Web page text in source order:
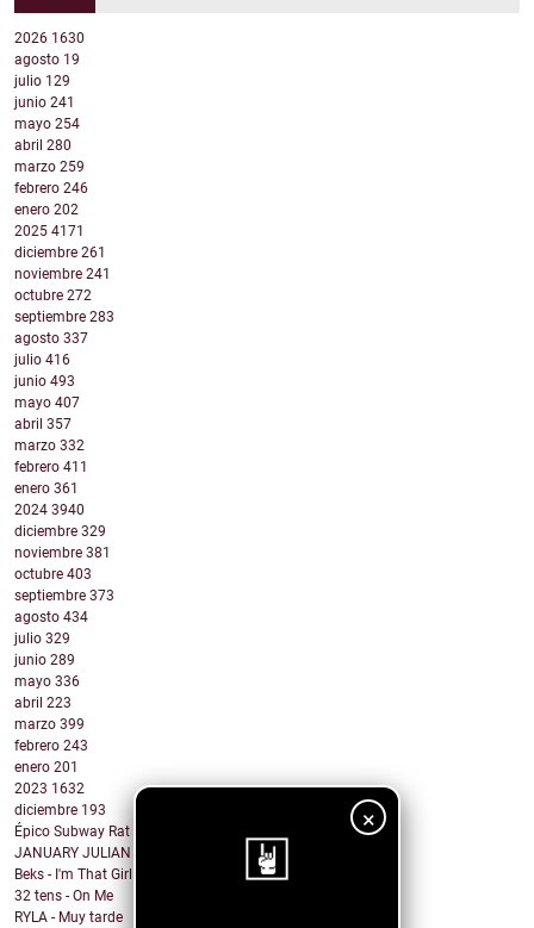
×
2026 1630
agosto 19
julio 129
junio 241
mayo 254
abril 280
marzo 259
febrero 246
enero 202
2025 4171
diciembre 261
noviembre 241
octubre 272
septiembre 283
agosto 337
julio 416
junio 493
mayo 407
abril 357
marzo 332
febrero 411
enero 361
2024 3940
diciembre 329
noviembre 381
octubre 403
septiembre 373
agosto 434
julio 329
junio 289
mayo 336
abril 223
marzo 399
febrero 243
enero 201
2023 1632
diciembre 193
Épico Subway Rat nos regala una obra de arte para ...
JANUARY JULIAN - KIDS WITH GUNS
Beks - I'm That Girl
32 tens - On Me
RYLA - Muy tarde